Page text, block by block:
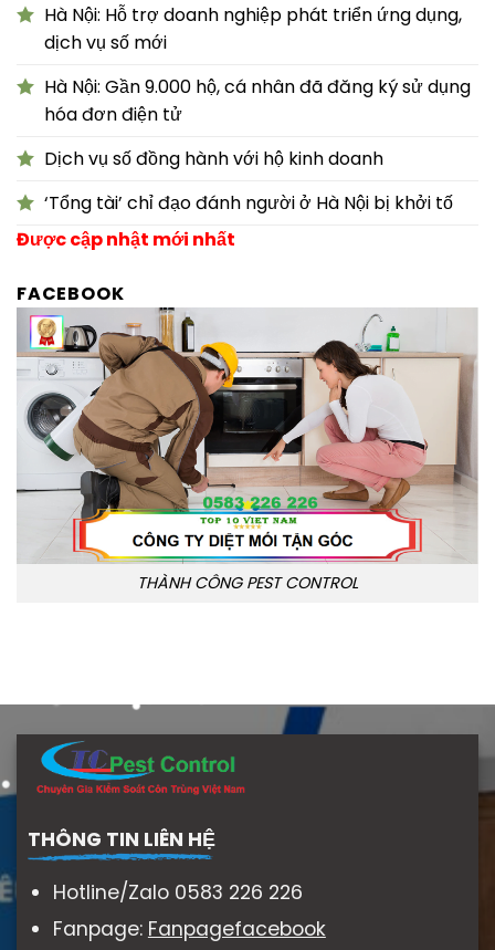
Hà Nội: Hỗ trợ doanh nghiệp phát triển ứng dụng,
dịch vụ số mới
Hà Nội: Gần 9.000 hộ, cá nhân đã đăng ký sử dụng
hóa đơn điện tử
Dịch vụ số đồng hành với hộ kinh doanh
‘Tổng tài’ chỉ đạo đánh người ở Hà Nội bị khởi tố
Được cập nhật mới nhất
FACEBOOK
THÀNH CÔNG PEST CONTROL
THÔNG TIN LIÊN HỆ
Hotline/Zalo 0583 226 226
Fanpage: Fanpagefacebook